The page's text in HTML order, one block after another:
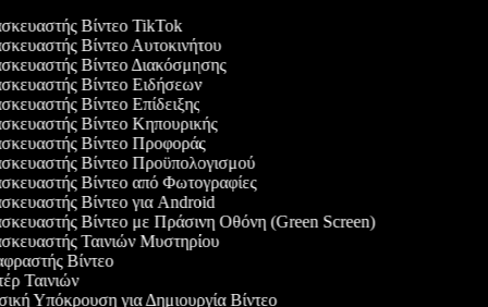
Βίντεο TikTok
Βίντεο Αυτοκινήτου
Βίντεο Διακόσμησης
Βίντεο Ειδήσεων
Βίντεο Επίδειξης
Βίντεο Κηπουρικής
Βίντεο Προφοράς
Βίντεο Προϋπολογισμού
Βίντεο από Φωτογραφίες
Βίντεο για Android
Βίντεο με Πράσινη Οθόνη (Green Screen)
Ταινιών Μυστηρίου
Βίντεο
Ταινιών
Υπόκρουση για Δημιουργία Βίντεο